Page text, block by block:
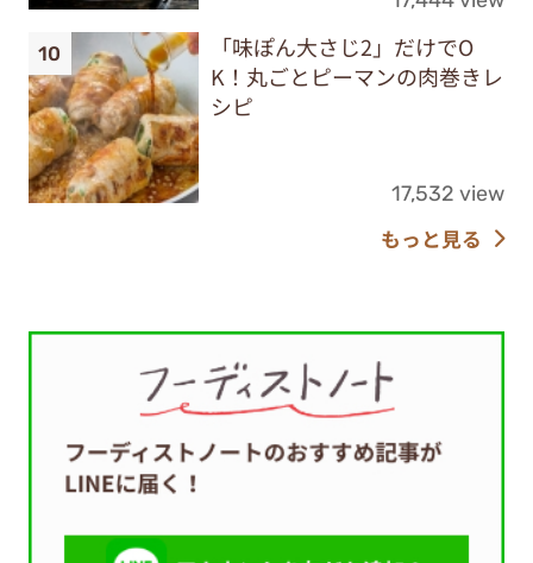
「味ぽん大さじ2」だけでO
K！丸ごとピーマンの肉巻きレ
シピ
17,532 view
もっと見る